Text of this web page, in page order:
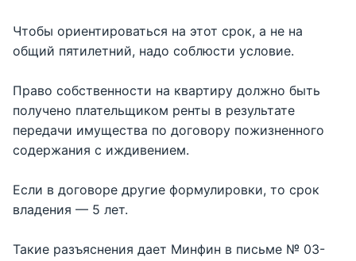
Чтобы ориентироваться на этот срок, а не на
общий пятилетний, надо соблюсти условие.
Право собственности на квартиру должно быть
получено плательщиком ренты в результате
передачи имущества по договору пожизненного
содержания с иждивением.
Если в договоре другие формулировки, то срок
владения — 5 лет.
Такие разъяснения дает Минфин в письме № 03-